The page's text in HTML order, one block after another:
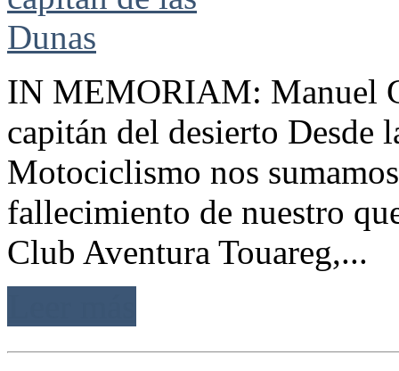
IN MEMORIAM: Manuel
capitán del desierto Desde
Motociclismo nos
fallecimiento de nuestro
Club Aventura Touareg,...